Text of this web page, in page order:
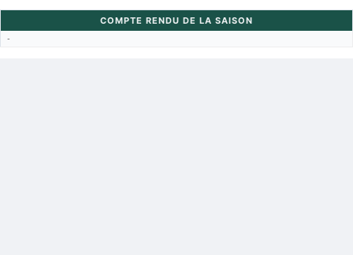
COMPTE RENDU DE LA SAISON
-